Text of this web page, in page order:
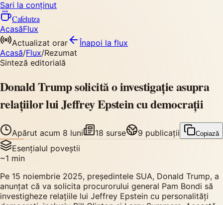
Sari la conținut
Cafelutza
AcasăFlux
Actualizat orar
Înapoi la flux
Acasă/Flux/Rezumat
Sinteză editorială
Donald Trump solicită o investigație asupra
relațiilor lui Jeffrey Epstein cu democrații
Apărut acum 8 luni 18 surse 9 publicații Copiază
Esențialul poveștii
~1 min
Pe 15 noiembrie 2025, președintele SUA, Donald Trump, a
anunțat că va solicita procurorului general Pam Bondi să
investigheze relațiile lui Jeffrey Epstein cu personalități